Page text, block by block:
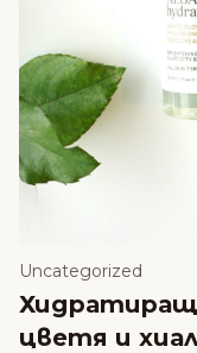
Uncategorized
Хидратиращ
цветя и